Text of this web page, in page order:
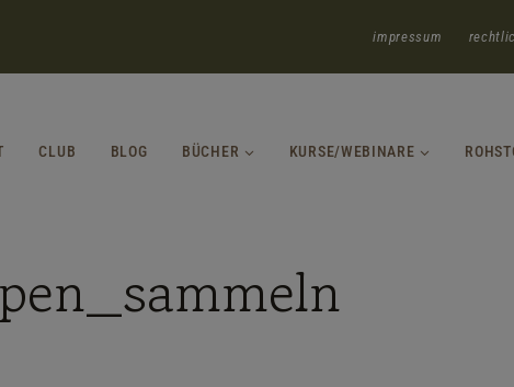
impressum
CLUB BLOG BÜCHER KURSE/WEBINARE